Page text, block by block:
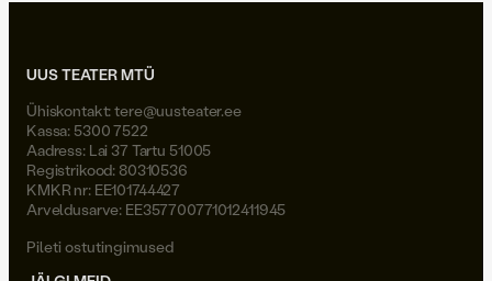
UUS TEATER MTÜ
Ühiskontakt:tere@uusteater.ee
Kassa: 5300 7522
Aadress: Lai 37 Tartu 51005
Registrikood: 80310536
KMKR nr: EE101744427
Arveldusarve: EE357700771012411945
Pileti ostutingimused